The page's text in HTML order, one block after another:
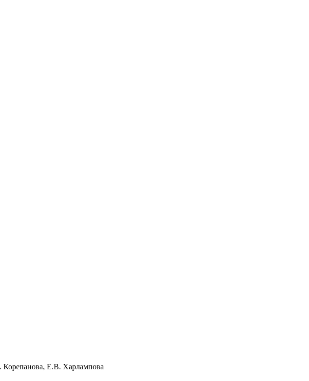
Корепанова, Е.В. Харлампова